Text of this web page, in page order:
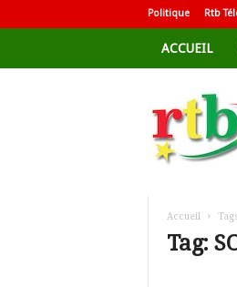
Politique Rtb
ACCUEIL
d
i
Accueil
Tag: